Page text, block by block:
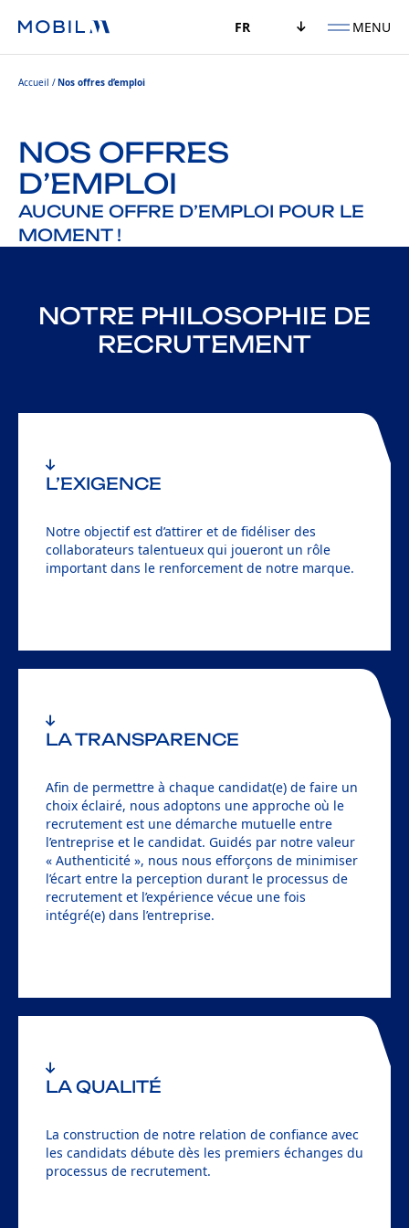
FR MENU
Accueil Nos offres d’emploi
NOS OFFRES
D’EMPLOI
AUCUNE OFFRE D’EMPLOI POUR LE
MOMENT !
NOTRE PHILOSOPHIE DE
RECRUTEMENT
L’EXIGENCE
Notre objectif est d’attirer et de fidéliser des
collaborateurs talentueux qui joueront un rôle
important dans le renforcement de notre marque.
LA TRANSPARENCE
Afin de permettre à chaque candidat(e) de faire un
choix éclairé, nous adoptons une approche où le
recrutement est une démarche mutuelle entre
l’entreprise et le candidat. Guidés par notre valeur
« Authenticité », nous nous efforçons de minimiser
l’écart entre la perception durant le processus de
recrutement et l’expérience vécue une fois
intégré(e) dans l’entreprise.
LA QUALITÉ
La construction de notre relation de confiance avec
les candidats débute dès les premiers échanges du
processus de recrutement.